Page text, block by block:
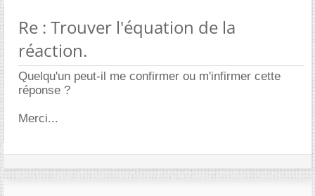
Re : Trouver l'équation de la
réaction.
Quelqu'un peut-il me confirmer ou m'infirmer cette
réponse ?
Merci...